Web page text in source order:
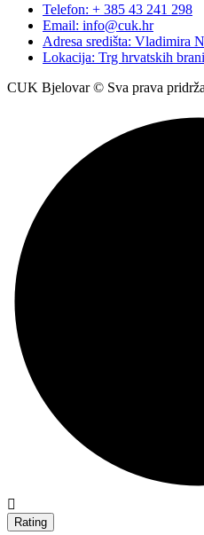
Telefon: + 385 43 241 298
Email: info@cuk.hr
Adresa središta: Vladimira
Lokacija: Trg hrvatskih
CUK Bjelovar © Sva prava
Rating